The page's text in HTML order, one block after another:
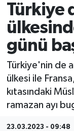
Türkiye
günü
Türkiye'nin de
ülkesi ile
kıtasındaki
ramazan ayı
23.03.2023 - 09:48
Ağrı
Aksaray
Amasya
Gündem
#Keşfet
Dini
Diyanet
Diyanet
Basında
DİYANET
Ankara
Trafik
Süper Lig
Tüm